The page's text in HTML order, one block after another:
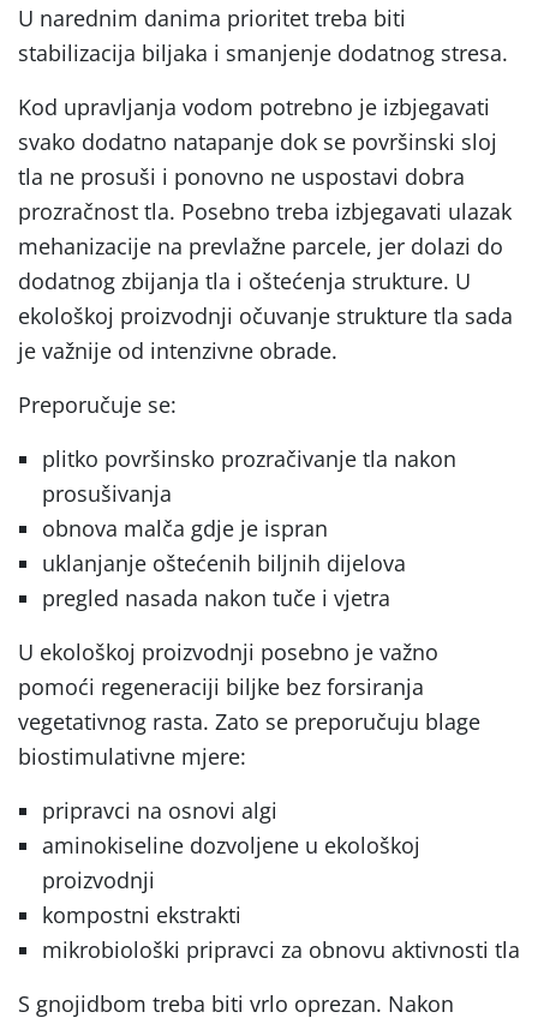
U narednim danima prioritet treba biti
stabilizacija biljaka i smanjenje dodatnog stresa.
Kod upravljanja vodom potrebno je izbjegavati
svako dodatno natapanje dok se površinski sloj
tla ne prosuši i ponovno ne uspostavi dobra
prozračnost tla. Posebno treba izbjegavati ulazak
mehanizacije na prevlažne parcele, jer dolazi do
dodatnog zbijanja tla i oštećenja strukture. U
ekološkoj proizvodnji očuvanje strukture tla sada
je važnije od intenzivne obrade.
Preporučuje se:
plitko površinsko prozračivanje tla nakon
prosušivanja
obnova malča gdje je ispran
uklanjanje oštećenih biljnih dijelova
pregled nasada nakon tuče i vjetra
U ekološkoj proizvodnji posebno je važno
pomoći regeneraciji biljke bez forsiranja
vegetativnog rasta. Zato se preporučuju blage
biostimulativne mjere:
pripravci na osnovi algi
aminokiseline dozvoljene u ekološkoj
proizvodnji
kompostni ekstrakti
mikrobiološki pripravci za obnovu aktivnosti tla
S gnojidbom treba biti vrlo oprezan. Nakon